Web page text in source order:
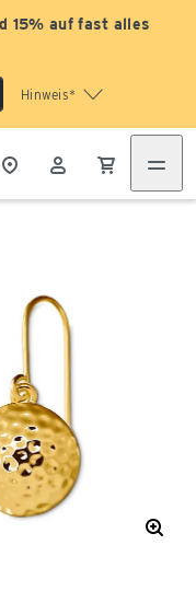
15% auf fast alles
Hinweis*